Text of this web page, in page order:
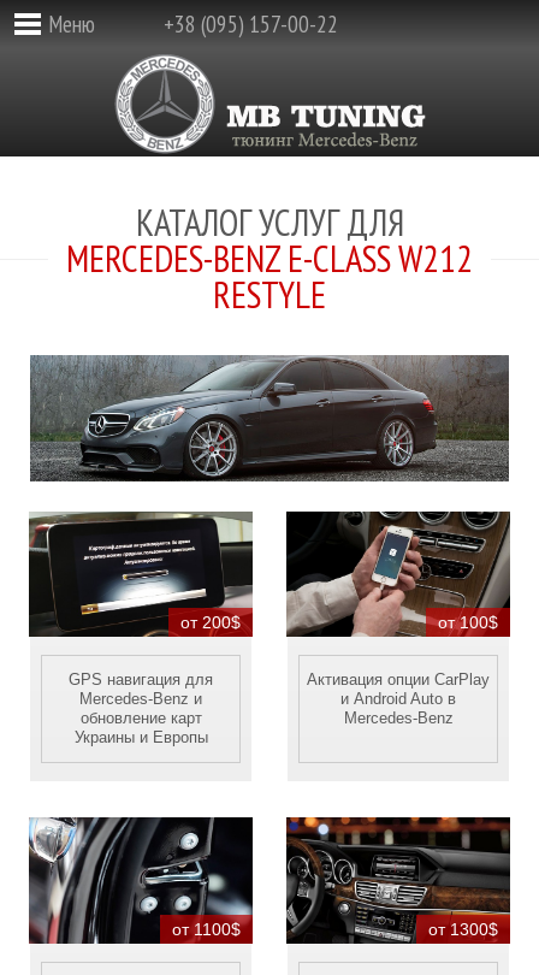
Меню +38 (095) 157-00-22
КАТАЛОГ УСЛУГ ДЛЯ
MERCEDES-BENZ E-CLASS W212
RESTYLE
от 200$
GPS навигация для
Mercedes-Benz и
обновление карт
Украины и Европы
от 100$
Активация опции CarPlay
и Android Auto в
Mercedes-Benz
от 1100$ от 1300$